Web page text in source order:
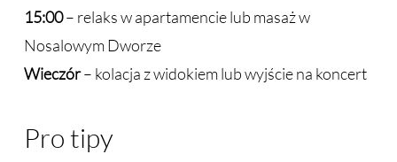
15:00– relaks w apartamencie lub masaż w
Nosalowym Dworze
Wieczór– kolacja z widokiem lub wyjście na koncert
Pro tipy